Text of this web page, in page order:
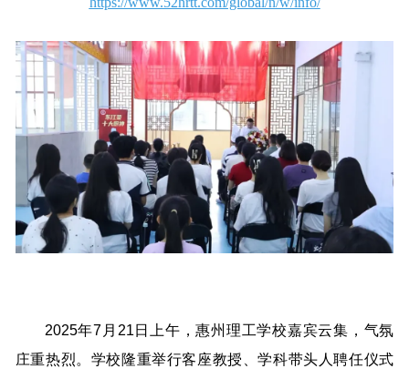
2025年7月21日上午，惠州理工学校嘉宾云集，气氛
庄重热烈。学校隆重举行客座教授、学科带头人聘任仪式